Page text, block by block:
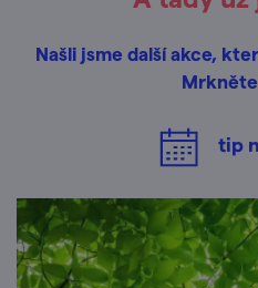
Našli jsme další akce,
tip